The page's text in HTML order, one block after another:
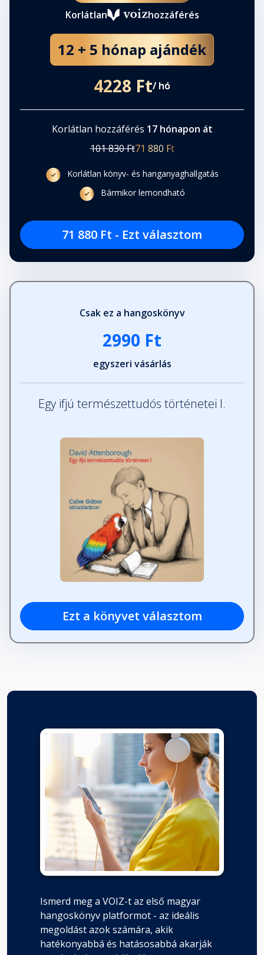
Korlátlan hozzáférés
12 + 5 hónap ajándék
4228 Ft/ hó
Korlátlan hozzáférés 17 hónapon át
101 830 Ft71 880 Ft
Korlátlan könyv- és hanganyaghallgatás
Bármikor lemondható
71 880 Ft - Ezt választom
Csak ez a hangoskönyv
2990 Ft
egyszeri vásárlás
Egy ifjú természettudós történetei I.
Ezt a könyvet választom
Ismerd meg a VOIZ-t az első magyar
hangoskönyv platformot - az ideális
megoldást azok számára, akik
hatékonyabbá és hatásosabbá akarják